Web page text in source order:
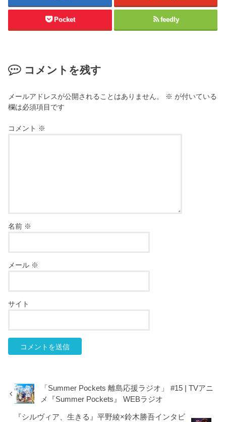
Pocket feedly
コメントを残す
メールアドレスが公開されることはありません。 ※ が付いている
欄は必須項目です
コメント ※
名前 ※
メール ※
サイト
「Summer Pockets 離島応援ラジオ」 #15 | TVアニ
メ『Summer Pockets』 WEBラジオ
『シルヴィア、生きる』平野綾×鈴木勝吾インタビ